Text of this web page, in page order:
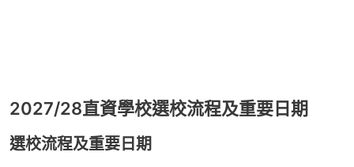
2027/28直資學校選校流程及重要日期
選校流程及重要日期